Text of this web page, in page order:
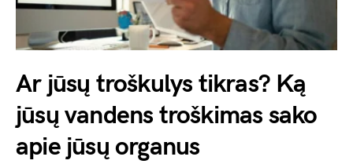
Ar jūsų troškulys tikras? Ką
jūsų vandens troškimas sako
apie jūsų organus